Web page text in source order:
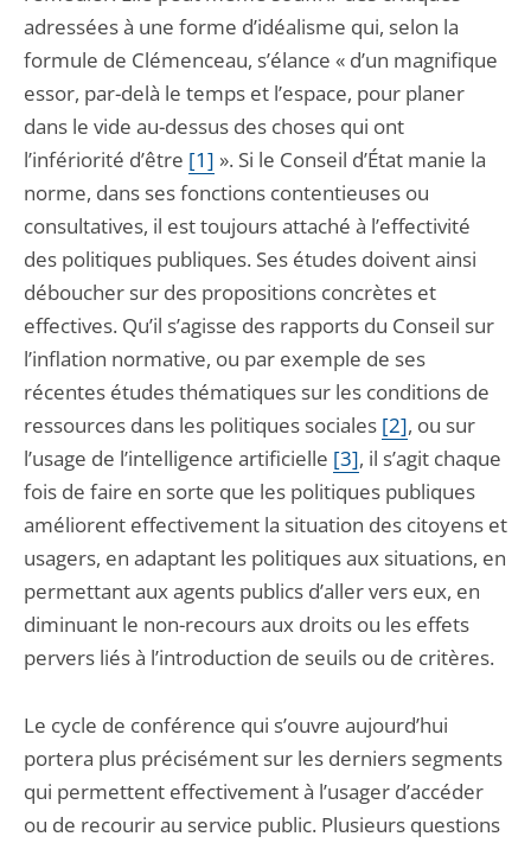
adressées à une forme d’idéalisme qui, selon la
formule de Clémenceau, s’élance « d’un magnifique
essor, par-delà le temps et l’espace, pour planer
dans le vide au-dessus des choses qui ont
l’infériorité d’être [1] ». Si le Conseil d’État manie la
norme, dans ses fonctions contentieuses ou
consultatives, il est toujours attaché à l’effectivité
des politiques publiques. Ses études doivent ainsi
déboucher sur des propositions concrètes et
effectives. Qu’il s’agisse des rapports du Conseil sur
l’inflation normative, ou par exemple de ses
récentes études thématiques sur les conditions de
ressources dans les politiques sociales [2], ou sur
l’usage de l’intelligence artificielle [3], il s’agit chaque
fois de faire en sorte que les politiques publiques
améliorent effectivement la situation des citoyens et
usagers, en adaptant les politiques aux situations, en
permettant aux agents publics d’aller vers eux, en
diminuant le non-recours aux droits ou les effets
pervers liés à l’introduction de seuils ou de critères.
Le cycle de conférence qui s’ouvre aujourd’hui
portera plus précisément sur les derniers segments
qui permettent effectivement à l’usager d’accéder
ou de recourir au service public. Plusieurs questions